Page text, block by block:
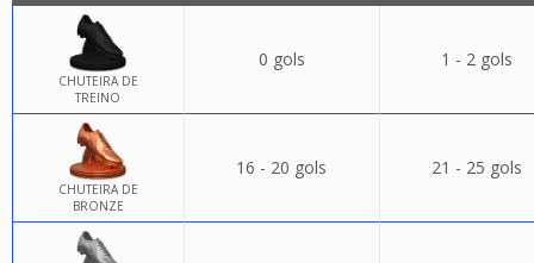
CHUTEIRA DE
TREINO
0 gols 1 - 2 gols
CHUTEIRA DE
BRONZE
16 - 20 gols 21 - 25 gols